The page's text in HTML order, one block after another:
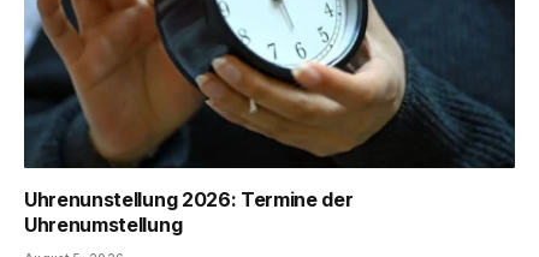
Uhrenunstellung 2026: Termine der
Uhrenumstellung